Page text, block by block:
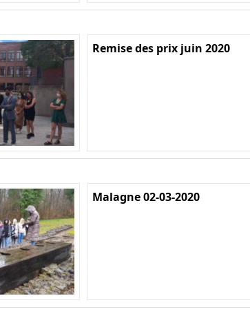
Remise des prix juin 2020
Malagne 02-03-2020